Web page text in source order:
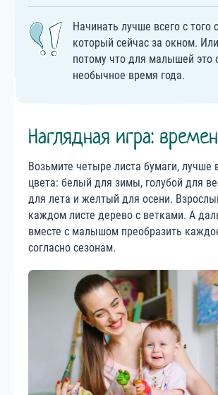
Начинать лучше всего с того
который сейчас за окном.
потому что для малышей это
необычное время года.
Наглядная игра:
Возьмите четыре листа бумаги, лучше
цвета: белый для зимы, голубой для
для лета и желтый для осени.
каждом листе дерево с ветками. А
вместе с малышом преобразить
согласно сезонам.